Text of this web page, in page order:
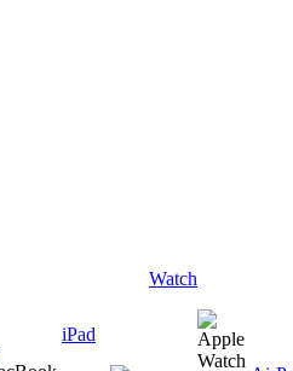
iPad
Watch